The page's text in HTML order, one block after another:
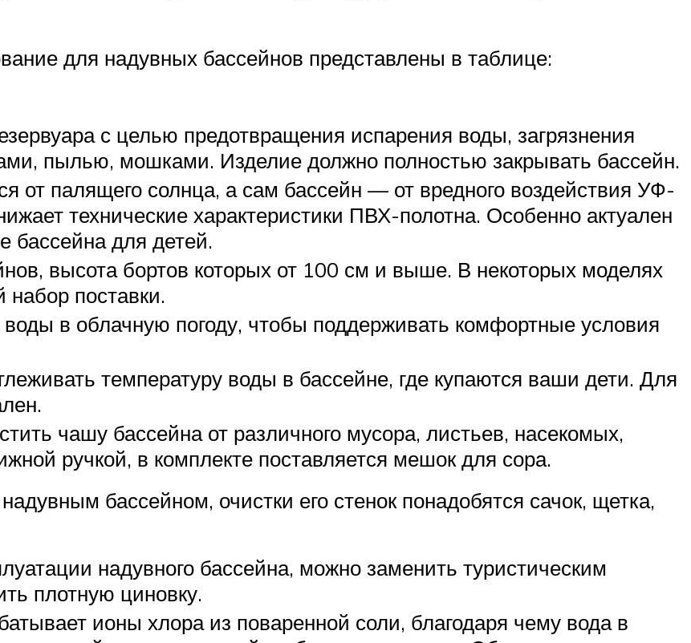
для надувных бассейнов представлены в таблице:
с целью предотвращения испарения воды, загрязнения
пылью, мошками. Изделие должно полностью закрывать бассейн.
от палящего солнца, а сам бассейн — от вредного воздействия УФ-
технические характеристики ПВХ-полотна. Особенно актуален
бассейна для детей.
высота бортов которых от 100 см и выше. В некоторых моделях
набор поставки.
в облачную погоду, чтобы поддерживать комфортные условия
температуру воды в бассейне, где купаются ваши дети. Для
чашу бассейна от различного мусора, листьев, насекомых,
ручкой, в комплекте поставляется мешок для сора.
бассейном, очистки его стенок понадобятся сачок, щетка,
надувного бассейна, можно заменить туристическим
плотную циновку.
ионы хлора из поваренной соли, благодаря чему вода в